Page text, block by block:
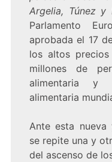
Argelia, Túnez y
Parlamento
aprobada el 17
los altos
millones de
alimentaria y
alimentaria
Ante esta nueva
se repite una y
del ascenso de